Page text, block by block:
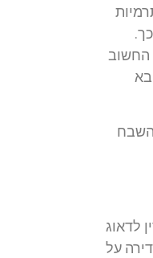
החשוב
השבח
לדאוג
על